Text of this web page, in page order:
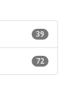
39
72